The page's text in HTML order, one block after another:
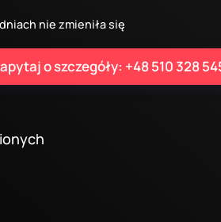
cena
wynosiła:
67900,00 zł.
nie zmieniła się
o szczegóły: +48 510 328